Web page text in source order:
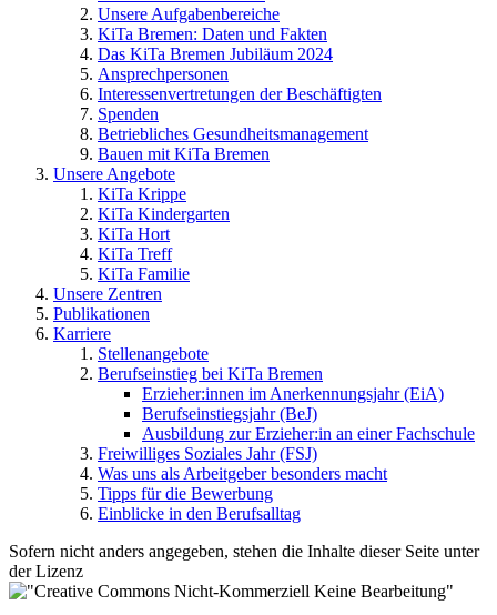
Unsere Aufgabenbereiche
KiTa Bremen: Daten und Fakten
Das KiTa Bremen Jubiläum 2024
Ansprechpersonen
Interessenvertretungen der Beschäftigten
Spenden
Betriebliches Gesundheitsmanagement
Bauen mit KiTa Bremen
Unsere Angebote
KiTa Krippe
KiTa Kindergarten
KiTa Hort
KiTa Treff
KiTa Familie
Unsere Zentren
Publikationen
Karriere
Stellenangebote
Berufseinstieg bei KiTa Bremen
Erzieher:innen im Anerkennungsjahr (EiA)
Berufseinstiegsjahr (BeJ)
Ausbildung zur Erzieher:in an einer Fachschule
Freiwilliges Soziales Jahr (FSJ)
Was uns als Arbeitgeber besonders macht
Tipps für die Bewerbung
Einblicke in den Berufsalltag
Sofern nicht anders angegeben, stehen die Inhalte dieser Seite unter
der Lizenz